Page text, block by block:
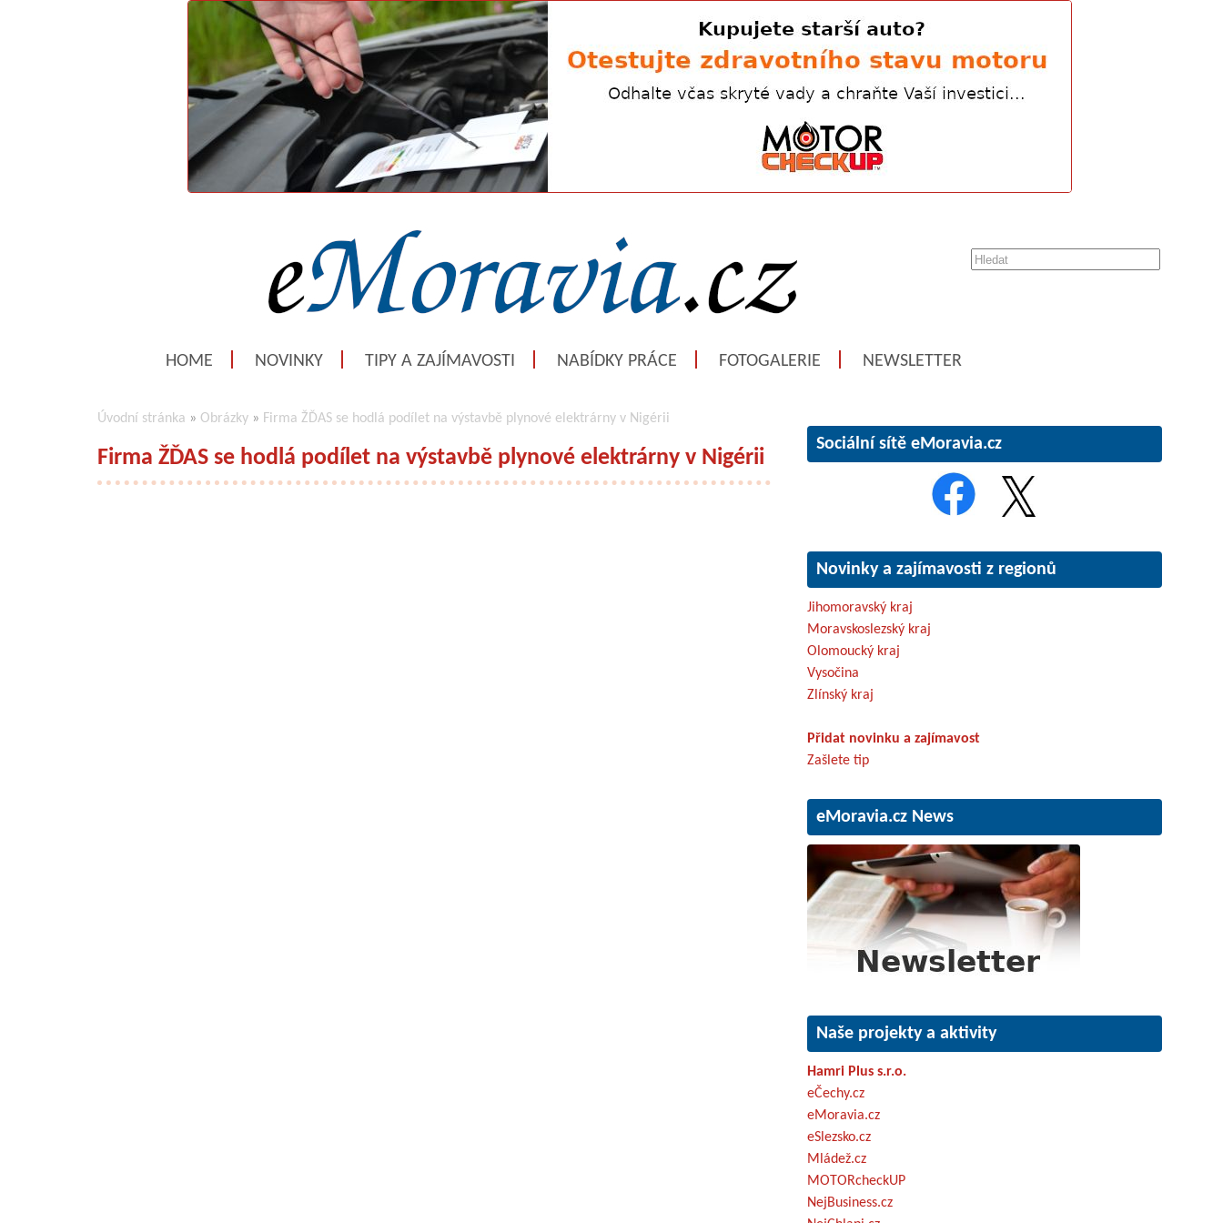
HOME NOVINKY TIPY A ZAJÍMAVOSTI NABÍDKY PRÁCE FOTOGALERIE NEWSLETTER
Úvodní stránka » Obrázky » Firma ŽĎAS se hodlá podílet na výstavbě plynové elektrárny v Nigérii
Firma ŽĎAS se hodlá podílet na výstavbě plynové elektrárny v Nigérii
Sociální sítě eMoravia.cz
Novinky a zajímavosti z regionů
Jihomoravský kraj
Moravskoslezský kraj
Olomoucký kraj
Vysočina
Zlínský kraj
Přidat novinku a zajímavost
Zašlete tip
eMoravia.cz News
Naše projekty a aktivity
Hamri Plus s.r.o.
eČechy.cz
eMoravia.cz
eSlezsko.cz
Mládež.cz
MOTORcheckUP
NejBusiness.cz